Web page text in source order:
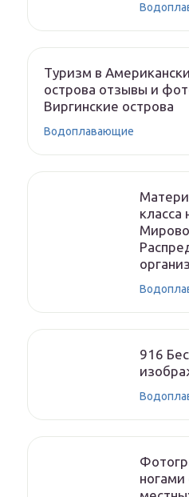
Туризм в
острова отзывы и
Виргинские острова
Водоплавающие
класса
916
ногами